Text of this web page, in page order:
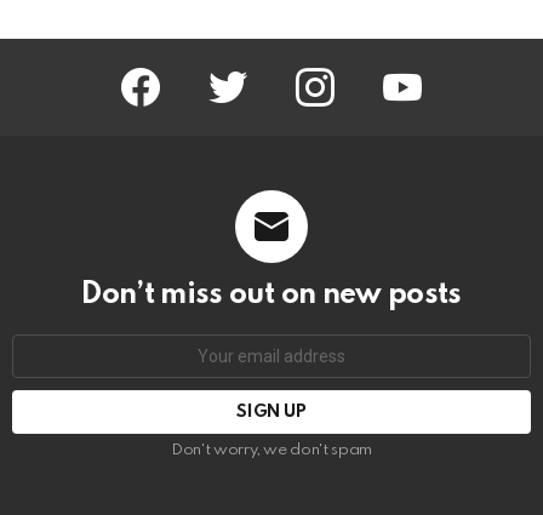
facebook twitter instagram youtube
Don’t miss out on new posts
Don't worry, we don't spam